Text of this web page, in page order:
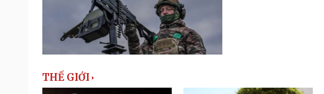
THẾ GIỚI